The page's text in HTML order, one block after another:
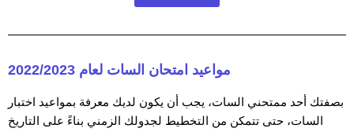
مواعيد امتحان السات لعام 2022/2023
بصفتك أحد ممتحني السات، يجب أن يكون لديك معرفة بمواعيد اختبار
السات، حتى تتمكن من التخطيط لجدولك الزمني بناءً على التاريخ